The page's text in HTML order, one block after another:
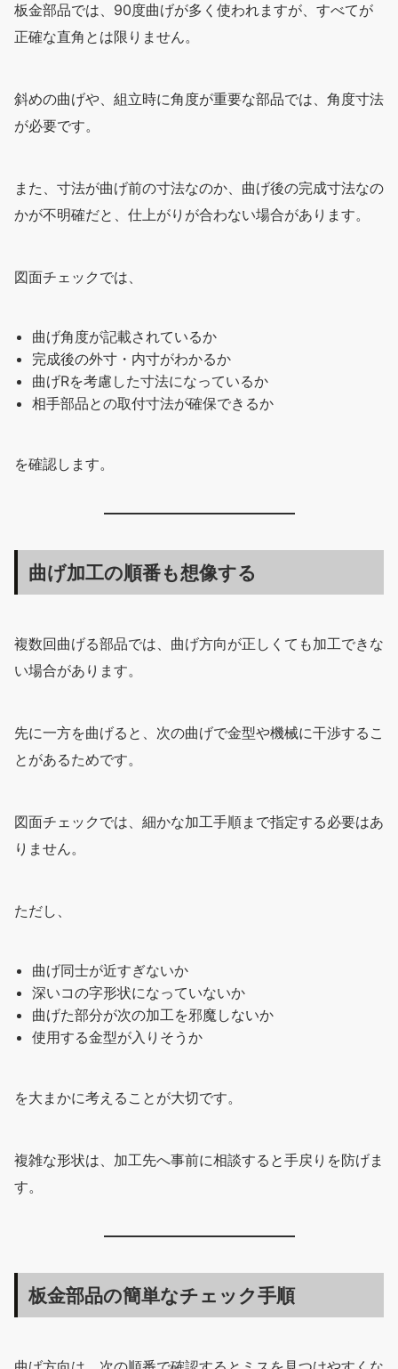
板金部品では、90度曲げが多く使われますが、すべてが
正確な直角とは限りません。
斜めの曲げや、組立時に角度が重要な部品では、角度寸法
が必要です。
また、寸法が曲げ前の寸法なのか、曲げ後の完成寸法なの
かが不明確だと、仕上がりが合わない場合があります。
図面チェックでは、
曲げ角度が記載されているか
完成後の外寸・内寸がわかるか
曲げRを考慮した寸法になっているか
相手部品との取付寸法が確保できるか
を確認します。
曲げ加工の順番も想像する
複数回曲げる部品では、曲げ方向が正しくても加工できな
い場合があります。
先に一方を曲げると、次の曲げで金型や機械に干渉するこ
とがあるためです。
図面チェックでは、細かな加工手順まで指定する必要はあ
りません。
ただし、
曲げ同士が近すぎないか
深いコの字形状になっていないか
曲げた部分が次の加工を邪魔しないか
使用する金型が入りそうか
を大まかに考えることが大切です。
複雑な形状は、加工先へ事前に相談すると手戻りを防げま
す。
板金部品の簡単なチェック手順